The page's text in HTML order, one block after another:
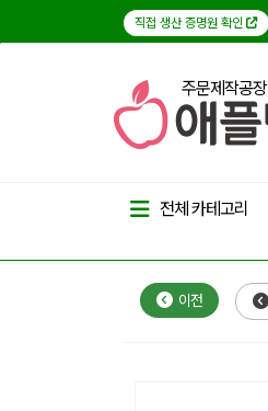
직접 생산 증명원 확인
주문제작공장
전체 카테고리
이전